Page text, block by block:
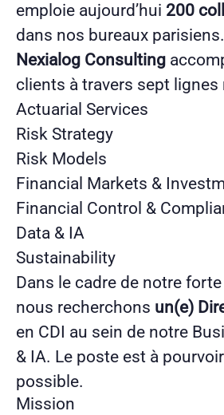
emploie aujourd’hui 200
dans nos bureaux parisiens.
Nexialog Consulting
clients à travers sept lignes
Actuarial Services
Risk Strategy
Risk Models
Financial Markets &
Financial Control &
Data & IA
Sustainability
Dans le cadre de notre
nous recherchons un(e)
en CDI au sein de notre
& IA. Le poste est à
possible.
Mission